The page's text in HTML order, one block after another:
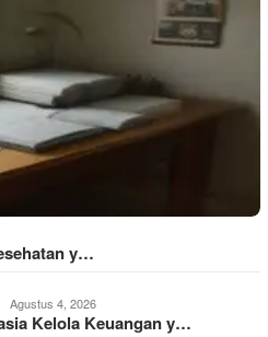
y…
Agustus 4, 2026
Kelola Keuangan y…